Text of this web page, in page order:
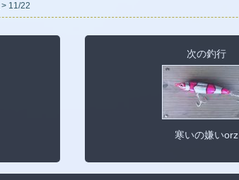
> 11/22
次の釣行
寒いの嫌いorz